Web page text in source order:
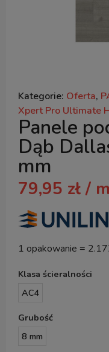
Kategorie: Oferta,
Xpert Pro Ultimate
Panele
Dąb
mm
79,95 zł /
1 opakowanie =
Klasa ścieralności
AC4
Grubość
8 mm